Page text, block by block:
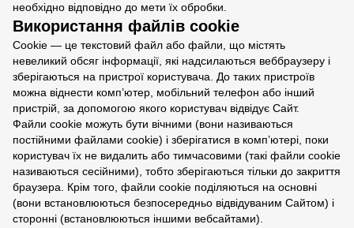
необхідно відповідно до мети їх обробки.
Використання файлів cookie
Cookie — це текстовий файл або файли, що містять
невеликий обсяг інформації, які надсилаються веббраузеру і
зберігаються на пристрої користувача. До таких пристроїв
можна віднести комп’ютер, мобільний телефон або інший
пристрій, за допомогою якого користувач відвідує Сайт.
Файли cookie можуть бути вічними (вони називаються
постійними файлами cookie) і зберігатися в комп’ютері, поки
користувач їх не видалить або тимчасовими (такі файли cookie
називаються сесійними), тобто зберігаються тільки до закриття
браузера. Крім того, файли cookie поділяються на основні
(вони встановлюються безпосередньо відвідуваним Сайтом) і
сторонні (встановлюються іншими вебсайтами).